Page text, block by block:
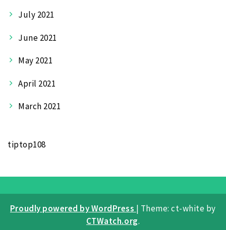
July 2021
June 2021
May 2021
April 2021
March 2021
tiptop108
Proudly powered by WordPress | Theme: ct-white by
CTWatch.org.